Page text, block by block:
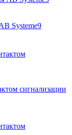
Systeme9
сигнализации